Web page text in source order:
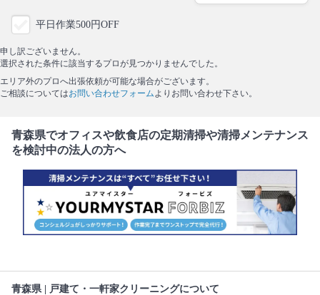
平日作業500円OFF
申し訳ございません。
選択された条件に該当するプロが見つかりませんでした。
エリア外のプロへ出張依頼が可能な場合がございます。
ご相談についてはお問い合わせフォーム よりお問い合わせ下さい。
青森県でオフィスや飲食店の定期清掃や清掃メンテナンス
を検討中の法人の方へ
青森県 | 戸建て・一軒家クリーニングについて